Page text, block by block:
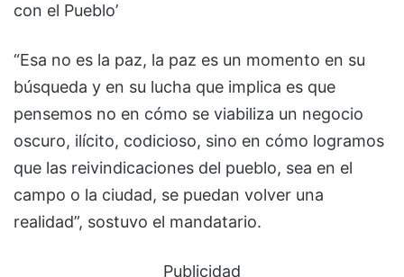
con el Pueblo’
“Esa no es la paz, la paz es un momento en su
búsqueda y en su lucha que implica es que
pensemos no en cómo se viabiliza un negocio
oscuro, ilícito, codicioso, sino en cómo logramos
que las reivindicaciones del pueblo, sea en el
campo o la ciudad, se puedan volver una
realidad”, sostuvo el mandatario.
Publicidad